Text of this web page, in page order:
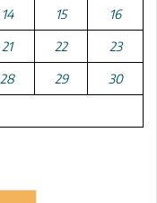
14 15 16
21 22 23
28 29 30